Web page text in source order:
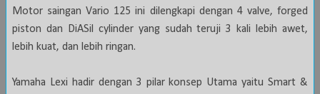
Motor saingan Vario 125 ini dilengkapi dengan 4 valve, forged
piston dan DiASil cylinder yang sudah teruji 3 kali lebih awet,
lebih kuat, dan lebih ringan.
Yamaha Lexi hadir dengan 3 pilar konsep Utama yaitu Smart &